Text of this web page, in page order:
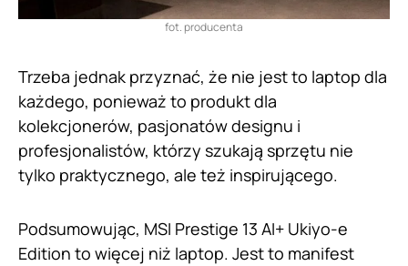
fot. producenta
Trzeba jednak przyznać, że nie jest to laptop dla
każdego, ponieważ to produkt dla
kolekcjonerów, pasjonatów designu i
profesjonalistów, którzy szukają sprzętu nie
tylko praktycznego, ale też inspirującego.
Podsumowując, MSI Prestige 13 AI+ Ukiyo-e
Edition to więcej niż laptop. Jest to manifest